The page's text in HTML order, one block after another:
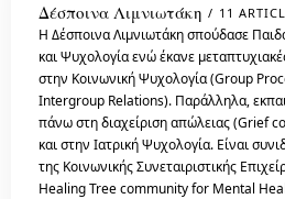
Δέσποινα Λιμνιωτάκη 11
Η Δέσποινα Λιμνιωτάκη σπούδασε
και Ψυχολογία ενώ έκανε
στην Κοινωνική Ψυχολογία (Group
Intergroup Relations). Παράλληλα,
πάνω στη διαχείριση απώλειας (Grief
και στην Ιατρική Ψυχολογία. Είναι
της Κοινωνικής Συνεταιριστικής
Healing Tree community for Mental